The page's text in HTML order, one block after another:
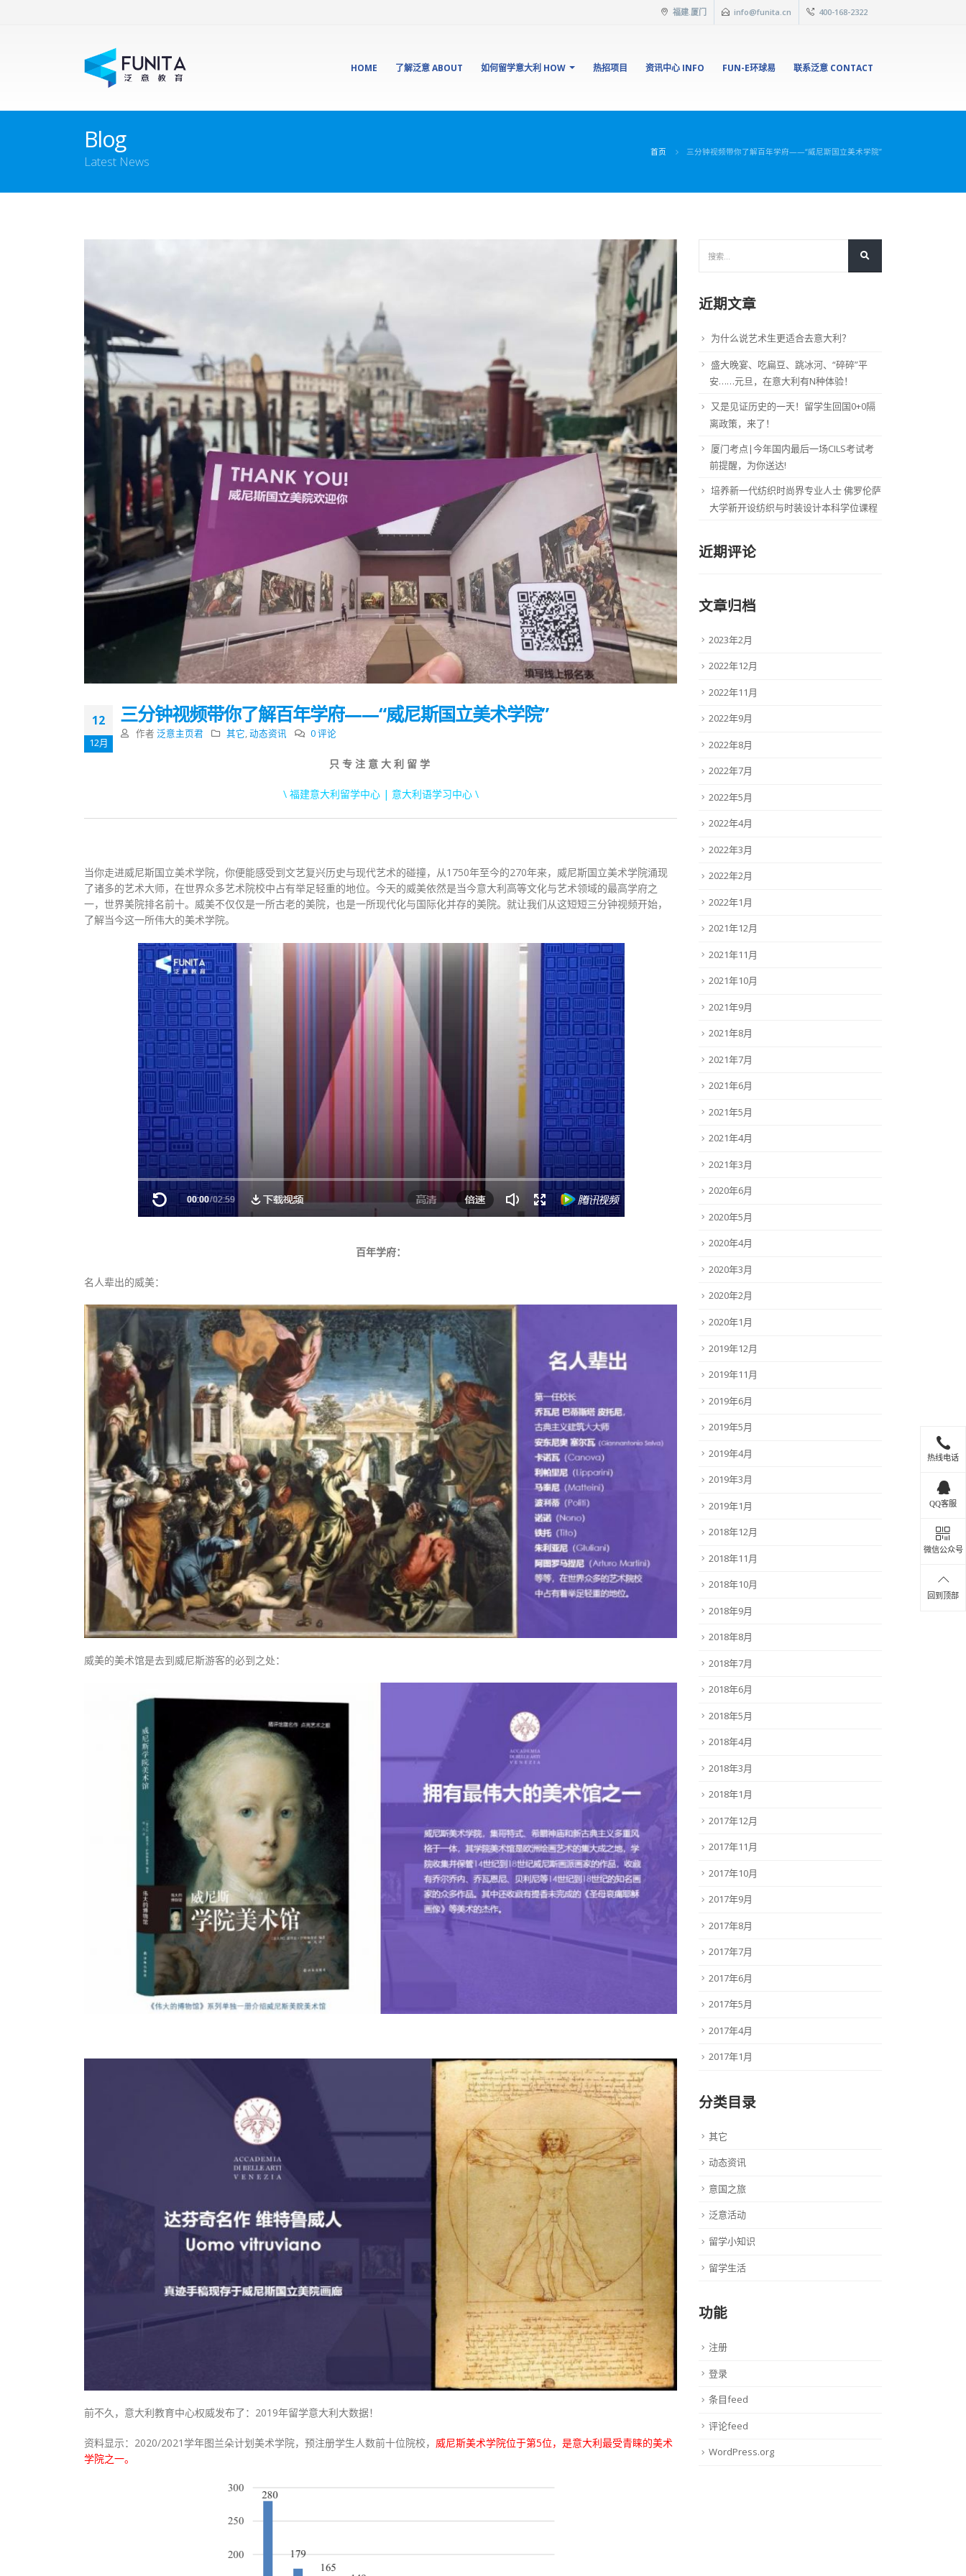
福建.厦门 info@funita.cn 400-168-2322
HOME 了解泛意 ABOUT 如何留学意大利 HOW 热招项目 资讯中心 INFO FUN-E环球易 联系泛意 CONTACT
Blog
Latest News
首页 三分钟视频带你了解百年学府——“威尼斯国立美术学院”
12
12月
三分钟视频带你了解百年学府——“威尼斯国立美术学院”
作者 泛意主页君 其它,动态资讯 0 评论
只 专 注 意 大 利 留 学
\ 福建意大利留学中心 | 意大利语学习中心 \
当你走进威尼斯国立美术学院，你便能感受到文艺复兴历史与现代艺术的碰撞，从1750年至今的270年来，威尼斯国立美术学院涌现
了诸多的艺术大师，在世界众多艺术院校中占有举足轻重的地位。今天的威美依然是当今意大利高等文化与艺术领域的最高学府之
一，世界美院排名前十。威美不仅仅是一所古老的美院，也是一所现代化与国际化并存的美院。就让我们从这短短三分钟视频开始，
了解当今这一所伟大的美术学院。
百年学府：
名人辈出的威美：
威美的美术馆是去到威尼斯游客的必到之处：
前不久，意大利教育中心权威发布了：2019年留学意大利大数据！
资料显示：2020/2021学年图兰朵计划美术学院，预注册学生人数前十位院校， 威尼斯美术学院位于第5位，是意大利最受青睐的美术
学院之一。
热线电话
QQ客服
微信公众号
回到顶部
近期文章
为什么说艺术生更适合去意大利？
盛大晚宴、吃扁豆、跳冰河、“碎碎”平
安……元旦，在意大利有N种体验！
又是见证历史的一天！留学生回国0+0隔
离政策，来了！
厦门考点|今年国内最后一场CILS考试考
前提醒，为你送达!
培养新一代纺织时尚界专业人士 佛罗伦萨
大学新开设纺织与时装设计本科学位课程
近期评论
文章归档
2023年2月
2022年12月
2022年11月
2022年9月
2022年8月
2022年7月
2022年5月
2022年4月
2022年3月
2022年2月
2022年1月
2021年12月
2021年11月
2021年10月
2021年9月
2021年8月
2021年7月
2021年6月
2021年5月
2021年4月
2021年3月
2020年6月
2020年5月
2020年4月
2020年3月
2020年2月
2020年1月
2019年12月
2019年11月
2019年6月
2019年5月
2019年4月
2019年3月
2019年1月
2018年12月
2018年11月
2018年10月
2018年9月
2018年8月
2018年7月
2018年6月
2018年5月
2018年4月
2018年3月
2018年1月
2017年12月
2017年11月
2017年10月
2017年9月
2017年8月
2017年7月
2017年6月
2017年5月
2017年4月
2017年1月
分类目录
其它
动态资讯
意国之旅
泛意活动
留学小知识
留学生活
功能
注册
登录
条目feed
评论feed
WordPress.org